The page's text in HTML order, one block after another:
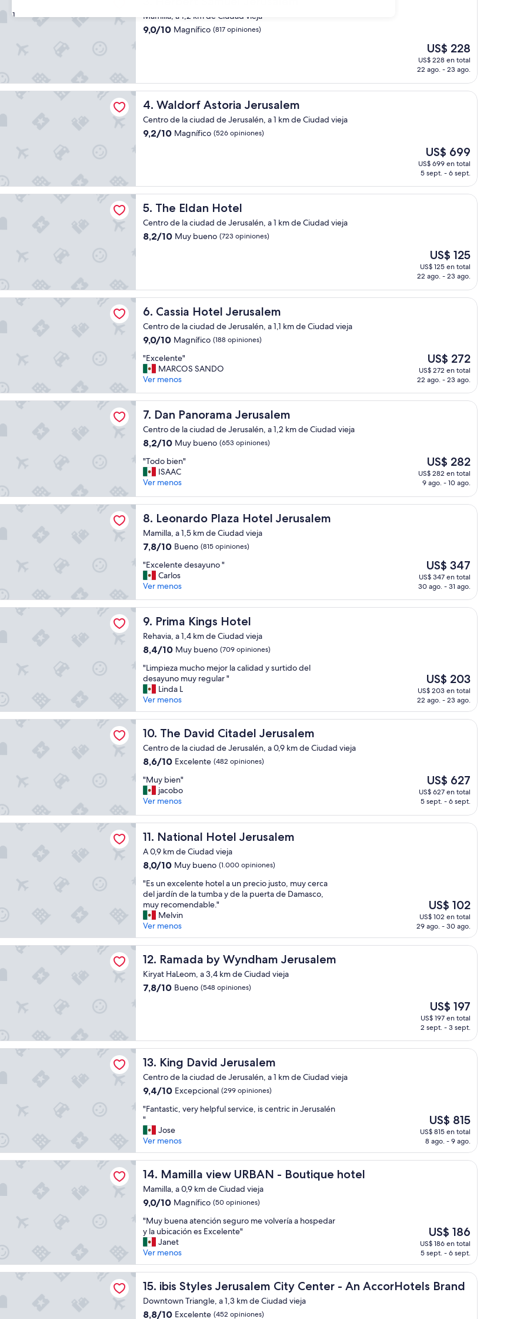
31
a
n
o
c
o
n
m
i
g
o
s
s
e
k
e
p
n
g
t
e
t
o
c
a
l
a
s
0
m
g
r
t
a
n
o
s
n
e
e
s
i
t
a
s
a
l
g
o
"
Mamilla, a 1,2 km de Ciudad vieja
9.0
opiniones)
9,0/10 Magnífico (817 opiniones)
El
precio
actual
de
US$ 228
US$ 228 en total
22 ago. - 23 ago.
4. Waldorf Astoria Jerusalem
Waldorf Astoria Jerusalem
Centro de la ciudad de Jerusalén, a 1 km de Ciudad vieja
9.2
opiniones)
9,2/10 Magnífico (526 opiniones)
El
precio
actual
de
US$ 699
US$ 699 en total
5 sept. - 6 sept.
Jerusalem
5. The Eldan Hotel
The Eldan Hotel
Centro de la ciudad de Jerusalén, a 1 km de Ciudad vieja
8.2
(723
opiniones)
8,2/10 Muy bueno (723 opiniones)
El
precio
actual
de
US$ 125
US$ 125 en total
22 ago. - 23 ago.
Hotel
6. Cassia Hotel Jerusalem
Cassia Hotel Jerusalem
Centro de la ciudad de Jerusalén, a 1,1 km de Ciudad vieja
9.0
10,
Magnífico,
(188
opiniones)
9,0/10 Magnífico (188 opiniones)
"
E
x
e
l
e
n
t
"
"Excelente"
MARCOS SANDO
Ver menos
El
precio
actual
de
US$ 272
US$ 272 en total
22 ago. - 23 ago.
Jerusalem
7. Dan Panorama Jerusalem
Dan Panorama Jerusalem
Centro de la ciudad de Jerusalén, a 1,2 km de Ciudad vieja
8.2
10,
Muy
bueno,
(653
opiniones)
8,2/10 Muy bueno (653 opiniones)
"
o
o
b
i
e
n
"Todo bien"
ISAAC
Ver menos
El
precio
actual
de
US$ 282
US$ 282 en total
9 ago. - 10 ago.
Jerusalem
8. Leonardo Plaza Hotel Jerusalem
Leonardo Plaza Hotel Jerusalem
Mamilla, a 1,5 km de Ciudad vieja
7.8
10,
Bueno,
(815
opiniones)
7,8/10 Bueno (815 opiniones)
"
E
x
e
l
e
n
t
d
e
s
a
y
u
n
o
"Excelente desayuno "
Carlos
Ver menos
El
precio
actual
de
US$ 347
US$ 347 en total
30 ago. - 31 ago.
Plaza Hotel Jerusalem
9. Prima Kings Hotel
Prima Kings Hotel
Rehavia, a 1,4 km de Ciudad vieja
8.4
10,
Muy
bueno,
(709
opiniones)
8,4/10 Muy bueno (709 opiniones)
"
L
m
p
i
e
a
m
c
h
o
m
e
j
o
l
a
l
i
a
d
y
s
u
o
d
e
d
e
y
u
n
o
u
y
r
e
g
u
l
a
"
"Limpieza mucho mejor la calidad y surtido del
desayuno muy regular "
Linda L
Ver menos
El
precio
actual
de
US$ 203
US$ 203 en total
22 ago. - 23 ago.
Hotel
10. The David Citadel Jerusalem
The David Citadel Jerusalem
Centro de la ciudad de Jerusalén, a 0,9 km de Ciudad vieja
8.6
10,
Excelente,
(482
opiniones)
8,6/10 Excelente (482 opiniones)
"
M
u
b
i
e
n
"
"Muy bien"
jacobo
Ver menos
El
precio
actual
de
US$ 627
US$ 627 en total
5 sept. - 6 sept.
Citadel Jerusalem
11. National Hotel Jerusalem
National Hotel Jerusalem
A 0,9 km de Ciudad vieja
8.0
10,
Muy
bueno,
(1.000
opiniones)
8,0/10 Muy bueno (1.000 opiniones)
"
E
s
u
n
e
x
c
l
e
o
t
e
l
u
n
p
r
e
i
o
u
s
o
,
m
u
y
c
e
r
c
"Es un excelente hotel a un precio justo, muy cerca
del jardín de la tumba y de la puerta de Damasco,
muy recomendable."
Melvin
Ver menos
El
precio
actual
de
US$ 102
US$ 102 en total
29 ago. - 30 ago.
Jerusalem
12. Ramada by Wyndham Jerusalem
Ramada by Wyndham Jerusalem
Kiryat HaLeom, a 3,4 km de Ciudad vieja
7.8
opiniones)
7,8/10 Bueno (548 opiniones)
El
precio
actual
de
US$ 197
US$ 197 en total
2 sept. - 3 sept.
Wyndham Jerusalem
13. King David Jerusalem
King David Jerusalem
Centro de la ciudad de Jerusalén, a 1 km de Ciudad vieja
9.4
10,
Excepcional,
(299
opiniones)
9,4/10 Excepcional (299 opiniones)
"
F
n
t
a
s
i
c
e
r
y
h
p
f
"Fantastic, very helpful service, is centric in Jerusalén
"
Jose
Ver menos
El
precio
actual
de
US$ 815
US$ 815 en total
8 ago. - 9 ago.
Jerusalem
14. Mamilla view URBAN - Boutique hotel
Mamilla view URBAN - Boutique hotel
Mamilla, a 0,9 km de Ciudad vieja
9.0
10,
Magnífico,
(50
opiniones)
9,0/10 Magnífico (50 opiniones)
"
M
y
b
u
e
a
a
"Muy buena atención seguro me volvería a hospedar
y la ubicación es Excelente"
Janet
Ver menos
El
precio
actual
de
US$ 186
US$ 186
US$ 186 en total
5 sept. - 6 sept.
URBAN - Boutique hotel
15. ibis Styles Jerusalem City Center - An AccorHotels Brand
ibis Styles Jerusalem City Center - An AccorHotels Brand
Downtown Triangle, a 1,3 km de Ciudad vieja
8.8
8,8/10 Excelente (452 opiniones)
Jerusalem City Center - An AccorHotels Brand